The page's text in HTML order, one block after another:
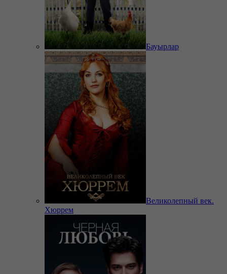
Бауырлар
Великолепный век.
Хюррем